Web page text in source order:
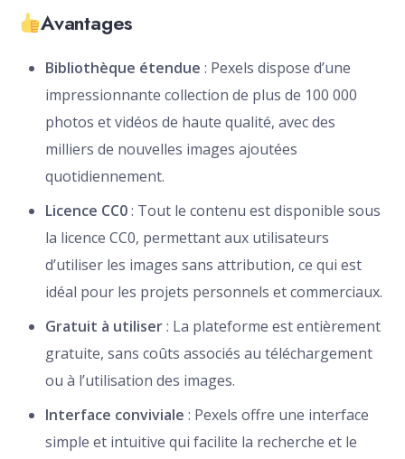
Avantages
Bibliothèque étendue : Pexels dispose d’une
impressionnante collection de plus de 100 000
photos et vidéos de haute qualité, avec des
milliers de nouvelles images ajoutées
quotidiennement.
Licence CC0: Tout le contenu est disponible sous
la licence CC0, permettant aux utilisateurs
d’utiliser les images sans attribution, ce qui est
idéal pour les projets personnels et commerciaux.
Gratuit à utiliser: La plateforme est entièrement
gratuite, sans coûts associés au téléchargement
ou à l’utilisation des images.
Interface conviviale : Pexels offre une interface
simple et intuitive qui facilite la recherche et le